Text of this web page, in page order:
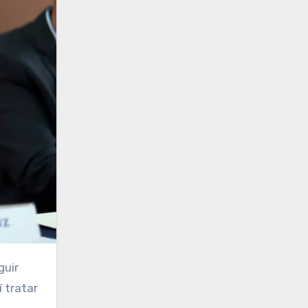
tratar